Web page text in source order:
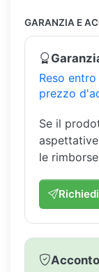
GARANZIA E
Reso
prezzo
Se il
le